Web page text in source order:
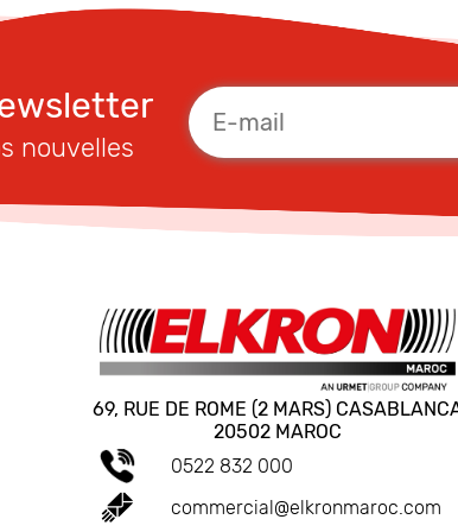
nouvelles
69, RUE DE ROME (2 MARS)
20502 MAROC
0522 832 000
commercial@elkronmaroc.com